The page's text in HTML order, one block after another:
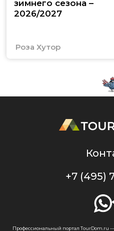
зимнего сезона –
2026/2027
Роза Хутор
+7 (495)
Профессиональный портал TourDom.ru